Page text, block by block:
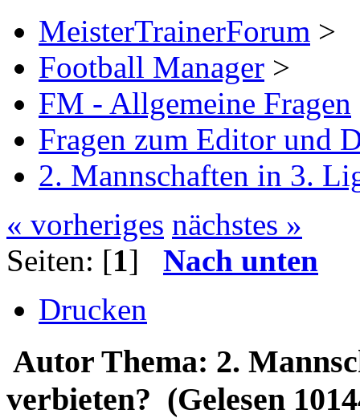
MeisterTrainerForum >
Football Manager >
FM - Allgemeine Fragen
Fragen zum Editor und
2. Mannschaften in 3.
« vorheriges nächstes »
Seiten: [1] Nach unten
Drucken
Autor Thema: 2.
verbieten? (Gelesen